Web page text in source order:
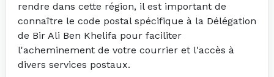
rendre dans cette région, il est important de
connaître le code postal spécifique à la Délégation
de Bir Ali Ben Khelifa pour faciliter
l'acheminement de votre courrier et l'accès à
divers services postaux.